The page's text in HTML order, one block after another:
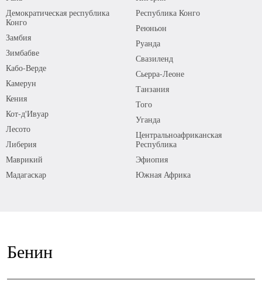
Демократическая республика
Конго
Замбия
Зимбабве
Кабо-Верде
Камерун
Кения
Кот-д'Ивуар
Лесото
Либерия
Маврикий
Мадагаскар
Республика Конго
Реюньон
Руанда
Свазиленд
Сьерра-Леоне
Танзания
Того
Уганда
Центральноафриканская
Республика
Эфиопия
Южная Африка
Бенин